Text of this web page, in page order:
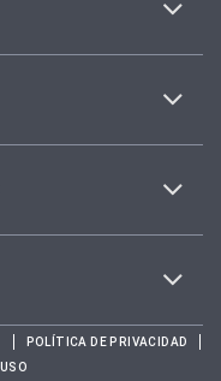
POLÍTICA DE PRIVACIDAD